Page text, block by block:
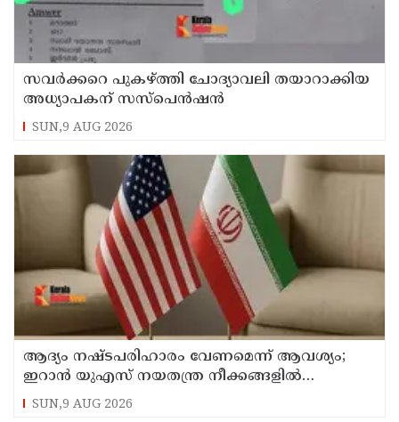
സവര്‍ക്കറെ പുകഴ്ത്തി ചോദ്യാവലി തയാറാക്കിയ
അധ്യാപകന് സസ്‌പെന്‍ഷന്‍
SUN,9 AUG 2026
ആദ്യം നഷ്ടപരിഹാരം വേണമെന്ന് ആവശ്യം;
ഇറാന്‍ യുഎസ് നയതന്ത്ര നീക്കങ്ങളില്‍
അനിശ്ചിതത്വം
SUN,9 AUG 2026